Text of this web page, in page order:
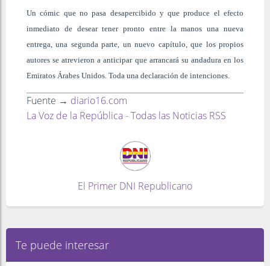
Un cómic que no pasa desapercibido y que produce el efecto
inmediato de desear tener pronto entre la manos una nueva
entrega, una segunda parte, un nuevo capítulo, que los propios
autores se atrevieron a anticipar que arrancará su andadura en los
Emiratos Árabes Unidos. Toda una declaración de intenciones.
Fuente → diario16.com
La Voz de la República - Todas las Noticias RSS
El Primer DNI Republicano
Te puede interesar